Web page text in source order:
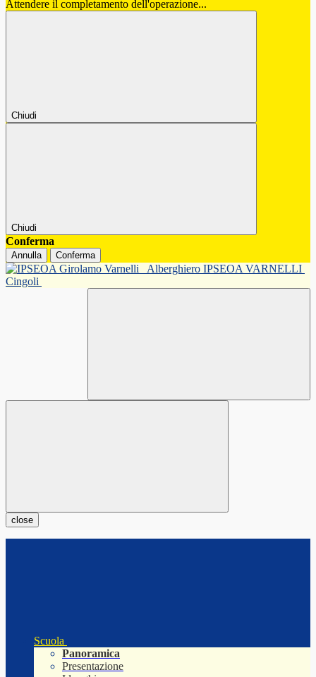
Attendere il completamento dell'operazione...
Chiudi
Chiudi
Conferma
Annulla Conferma
Alberghiero IPSEOA VARNELLI
Cingoli
close
Scuola
Panoramica
Presentazione